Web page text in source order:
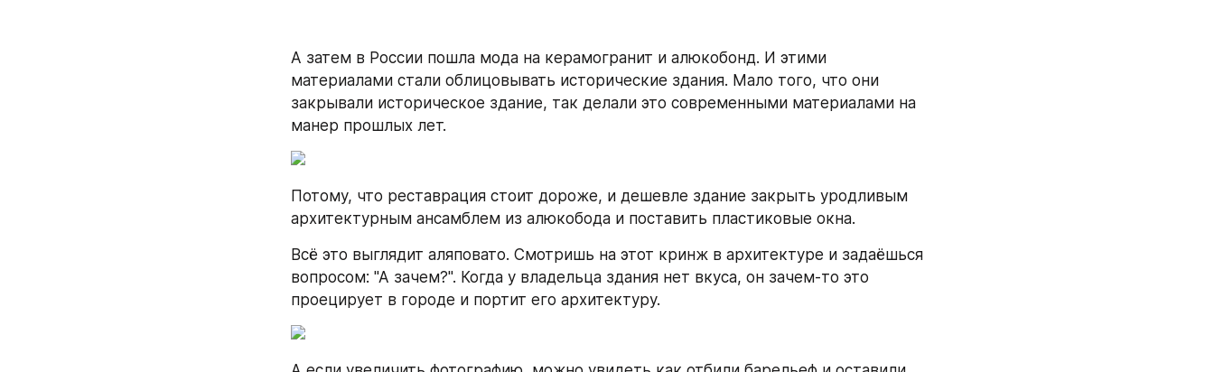
А затем в России пошла мода на керамогранит и алюкобонд. И этими
материалами стали облицовывать исторические здания. Мало того, что они
закрывали историческое здание, так делали это современными материалами на
манер прошлых лет.
Потому, что реставрация стоит дороже, и дешевле здание закрыть уродливым
архитектурным ансамблем из алюкобода и поставить пластиковые окна.
Всё это выглядит аляповато. Смотришь на этот кринж в архитектуре и задаёшься
вопросом: "А зачем?". Когда у владельца здания нет вкуса, он зачем-то это
проецирует в городе и портит его архитектуру.